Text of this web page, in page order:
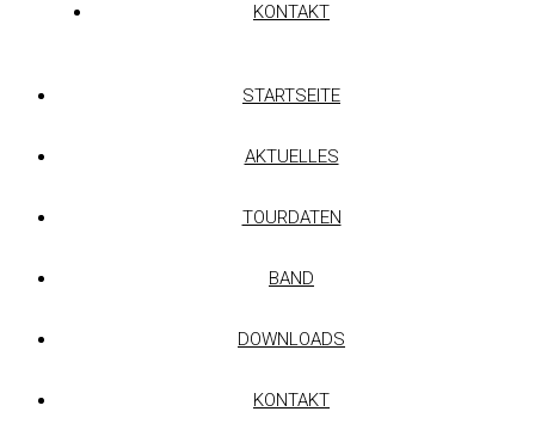
KONTAKT
STARTSEITE
AKTUELLES
TOURDATEN
BAND
DOWNLOADS
KONTAKT